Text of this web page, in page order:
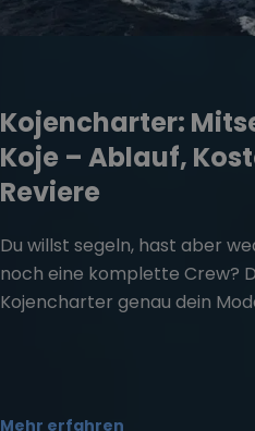
Kojencharter:
Koje – Ablauf,
Reviere
Du willst segeln, hast aber
noch eine komplette Crew?
Kojencharter genau dein
Mehr erfahren